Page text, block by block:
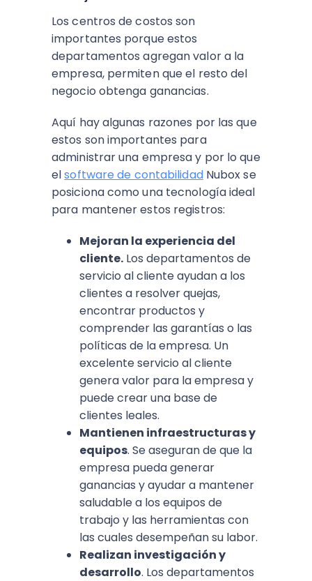
Los centros de costos son
importantes porque estos
departamentos agregan valor a la
empresa, permiten que el resto del
negocio obtenga ganancias.
Aquí hay algunas razones por las que
estos son importantes para
administrar una empresa y por lo que
elsoftware de contabilidadNubox se
posiciona como una tecnología ideal
para mantener estos registros:
Mejoran la experiencia del
cliente. Los departamentos de
servicio al cliente ayudan a los
clientes a resolver quejas,
encontrar productos y
comprender las garantías o las
políticas de la empresa. Un
excelente servicio al cliente
genera valor para la empresa y
puede crear una base de
clientes leales.
Mantienen infraestructuras y
equipos. Se aseguran de que la
empresa pueda generar
ganancias y ayudar a mantener
saludable a los equipos de
trabajo y las herramientas con
las cuales desempeñan su labor.
Realizan investigación y
desarrollo. Los departamentos